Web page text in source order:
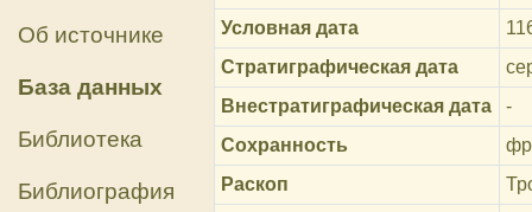
Об источнике
База данных
Библиотека
Библиография
Условная дата
Стратиграфическая дата
Внестратиграфическая дата
-
Сохранность
Раскоп